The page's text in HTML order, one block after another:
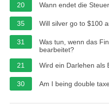
20 Wann endet die
35 Will silver go to $100
31
Was tun, wenn das
bearbeitet?
21
Wird ein Darlehen als
30 Am I being double